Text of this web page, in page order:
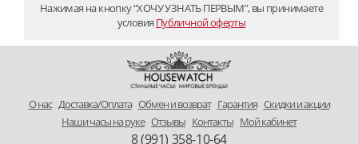
Нажимая на кнопку “ХОЧУ УЗНАТЬ ПЕРВЫМ”, вы принимаете
условия Публичной оферты
O нас Доставка/Оплата Обмен и возврат Гарантия Скидки и акции
Наши часы на руке Отзывы Контакты Мой кабинет
8 (991) 358-10-64